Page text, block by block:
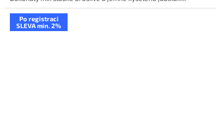
Po registraci
SLEVA min. 2%